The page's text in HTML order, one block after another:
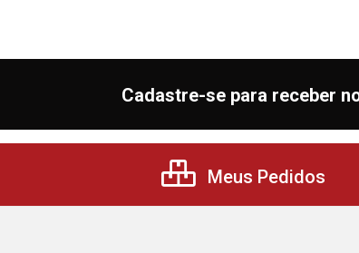
Cadastre-se para receber
Meus Pedidos